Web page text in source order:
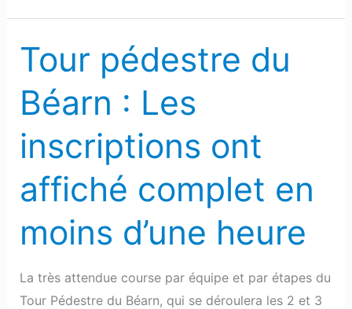
Tour pédestre du
Béarn : Les
inscriptions ont
affiché complet en
moins d’une heure
La très attendue course par équipe et par étapes du
Tour Pédestre du Béarn, qui se déroulera les 2 et 3
Tour
pédestre
du
Béarn
:
Les
inscriptions
ont
affiché
en
moins